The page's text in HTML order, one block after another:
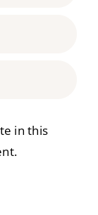
in this